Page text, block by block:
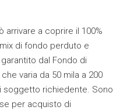
arrivare a coprire il 100%
di fondo perduto e
dal Fondo di
varia da 50 mila a 200
soggetto richiedente. Sono
per acquisto di